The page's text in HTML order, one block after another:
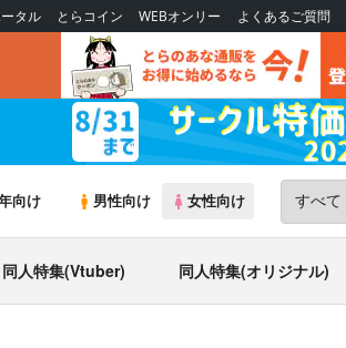
タル とらコイン WEBオンリー よくあるご質問
向け 男性向け 女性向け
同人特集(Vtuber) 同人特集(オリジナル)